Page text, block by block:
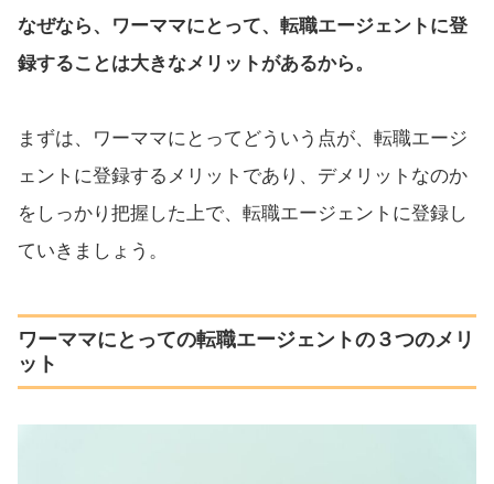
なぜなら、ワーママにとって、転職エージェントに登
録することは大きなメリットがあるから。
まずは、ワーママにとってどういう点が、転職エージ
ェントに登録するメリットであり、デメリットなのか
をしっかり把握した上で、転職エージェントに登録し
ていきましょう。
ワーママにとっての転職エージェントの３つのメリ
ット